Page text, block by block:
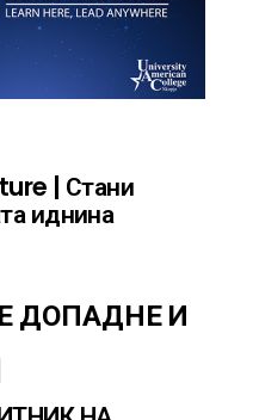
| Стани
иднина
ДОПАДНЕ И